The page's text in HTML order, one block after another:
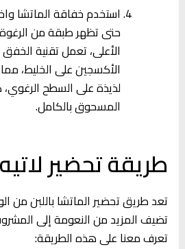
حتى تظهر طبقة من
الأكسجين على الخليط،
لذيذة على السطح
المسحوق بالكامل.
طريقة تحضير
تعد طريق تحضير الماتشا باللبن من
تضيف المزيد من النعومة إلى
تعرف معنا على هذه الطريقة: